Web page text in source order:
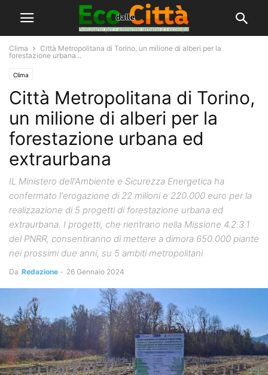
Clima
Città Metropolitana di Torino, un milione di alberi per la
forestazione urbana...
Clima
Città Metropolitana di Torino,
un milione di alberi per la
forestazione urbana ed
extraurbana
IL Ministero dell'Ambiente e Sicurezza Energetica ha
confermato l'erogazione di 22 milioni e 220.000 euro per la
realizzazione di 5 progetti di forestazione urbana ed
extraurbana. I progetti, che rientrano nella Missione 4.2.3.1
del PNRR, consentiranno di mettere a dimora 650.000 piante
nei prossimi due anni, su 5 ambiti metropolitani
Da Redazione - 26 Gennaio 2024